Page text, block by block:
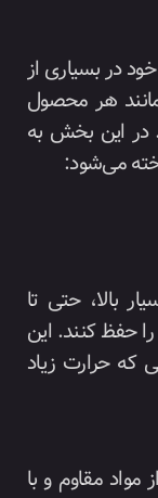
در بسیاری از
مانند هر محصول
در این بخش به
می‌شود:
بالا، حتی تا
را حفظ کنند. این
که حرارت زیاد
مقاوم و با